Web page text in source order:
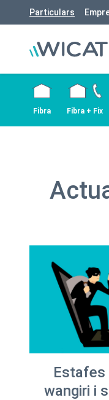
Particulars
Fibra Fibra + Fix
Estafes
wangiri i